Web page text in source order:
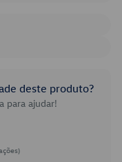
deste produto?
para ajudar!